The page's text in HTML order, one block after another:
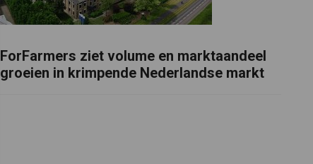
ForFarmers ziet volume en marktaandeel
groeien in krimpende Nederlandse markt